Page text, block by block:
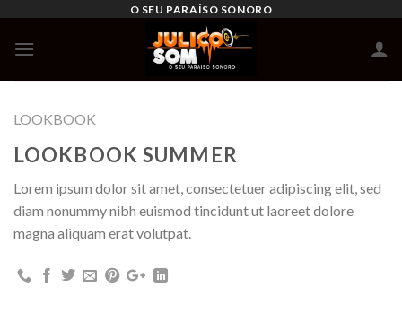
content
O SEU PARAÍSO SONORO
LOOKBOOK
LOOKBOOK SUMMER
Lorem ipsum dolor sit amet, consectetuer adipiscing elit, sed
diam nonummy nibh euismod tincidunt ut laoreet dolore
magna aliquam erat volutpat.